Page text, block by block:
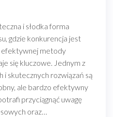
i słodka forma
gdzie konkurencja jest
efektywnej metody
się kluczowe. Jednym z
i skutecznych rozwiązań są
ale bardzo efektywny
przyciągnąć uwagę
oraz…